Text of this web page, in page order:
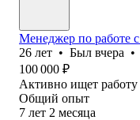
Менеджер по работе
26 лет • Был вчера •
100 000 ₽
Активно ищет работу
Общий опыт
7 лет 2 месяца